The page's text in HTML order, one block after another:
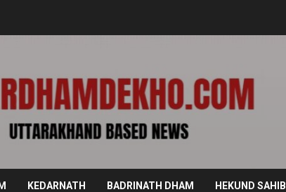
KEDARNATH BADRINATH DHAM HEKUND SAHIB